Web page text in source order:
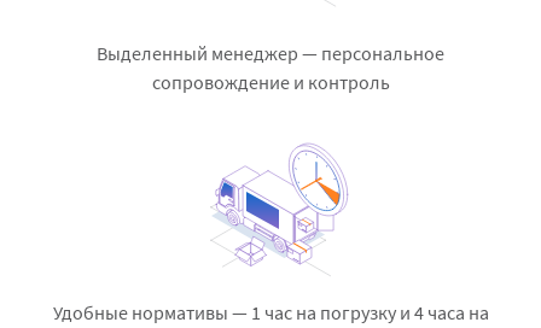
Выделенный менеджер — персональное
сопровождение и контроль
Удобные нормативы — 1 час на погрузку и 4 часа на